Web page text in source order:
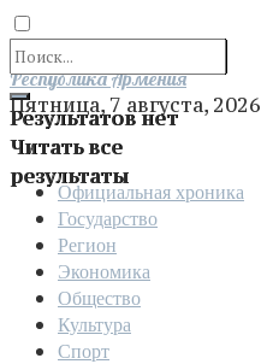
Результатов нет
Читать все
результаты
Отправить
Республика Армения
Пятница, 7 августа, 2026
Официальная хроника
Государство
Регион
Экономика
Общество
Культура
Спорт